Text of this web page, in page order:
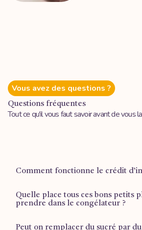
Vous avez des questions ?
Questions fréquentes
Tout ce qu'il vous faut savoir avant de vous
Comment fonctionne le crédit
Retrouvez plus d'informations sur la
Quelle place tous ces bons petits
prendre dans le congélateur ?
Peut on remplacer du sucré par du